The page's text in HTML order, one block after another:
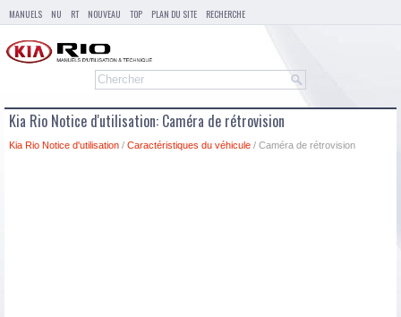
MANUELS NU RT NOUVEAU TOP PLAN DU SITE RECHERCHE
Kia Rio Notice d'utilisation: Caméra de rétrovision
Kia Rio Notice d'utilisation / Caractéristiques du véhicule / Caméra de rétrovision